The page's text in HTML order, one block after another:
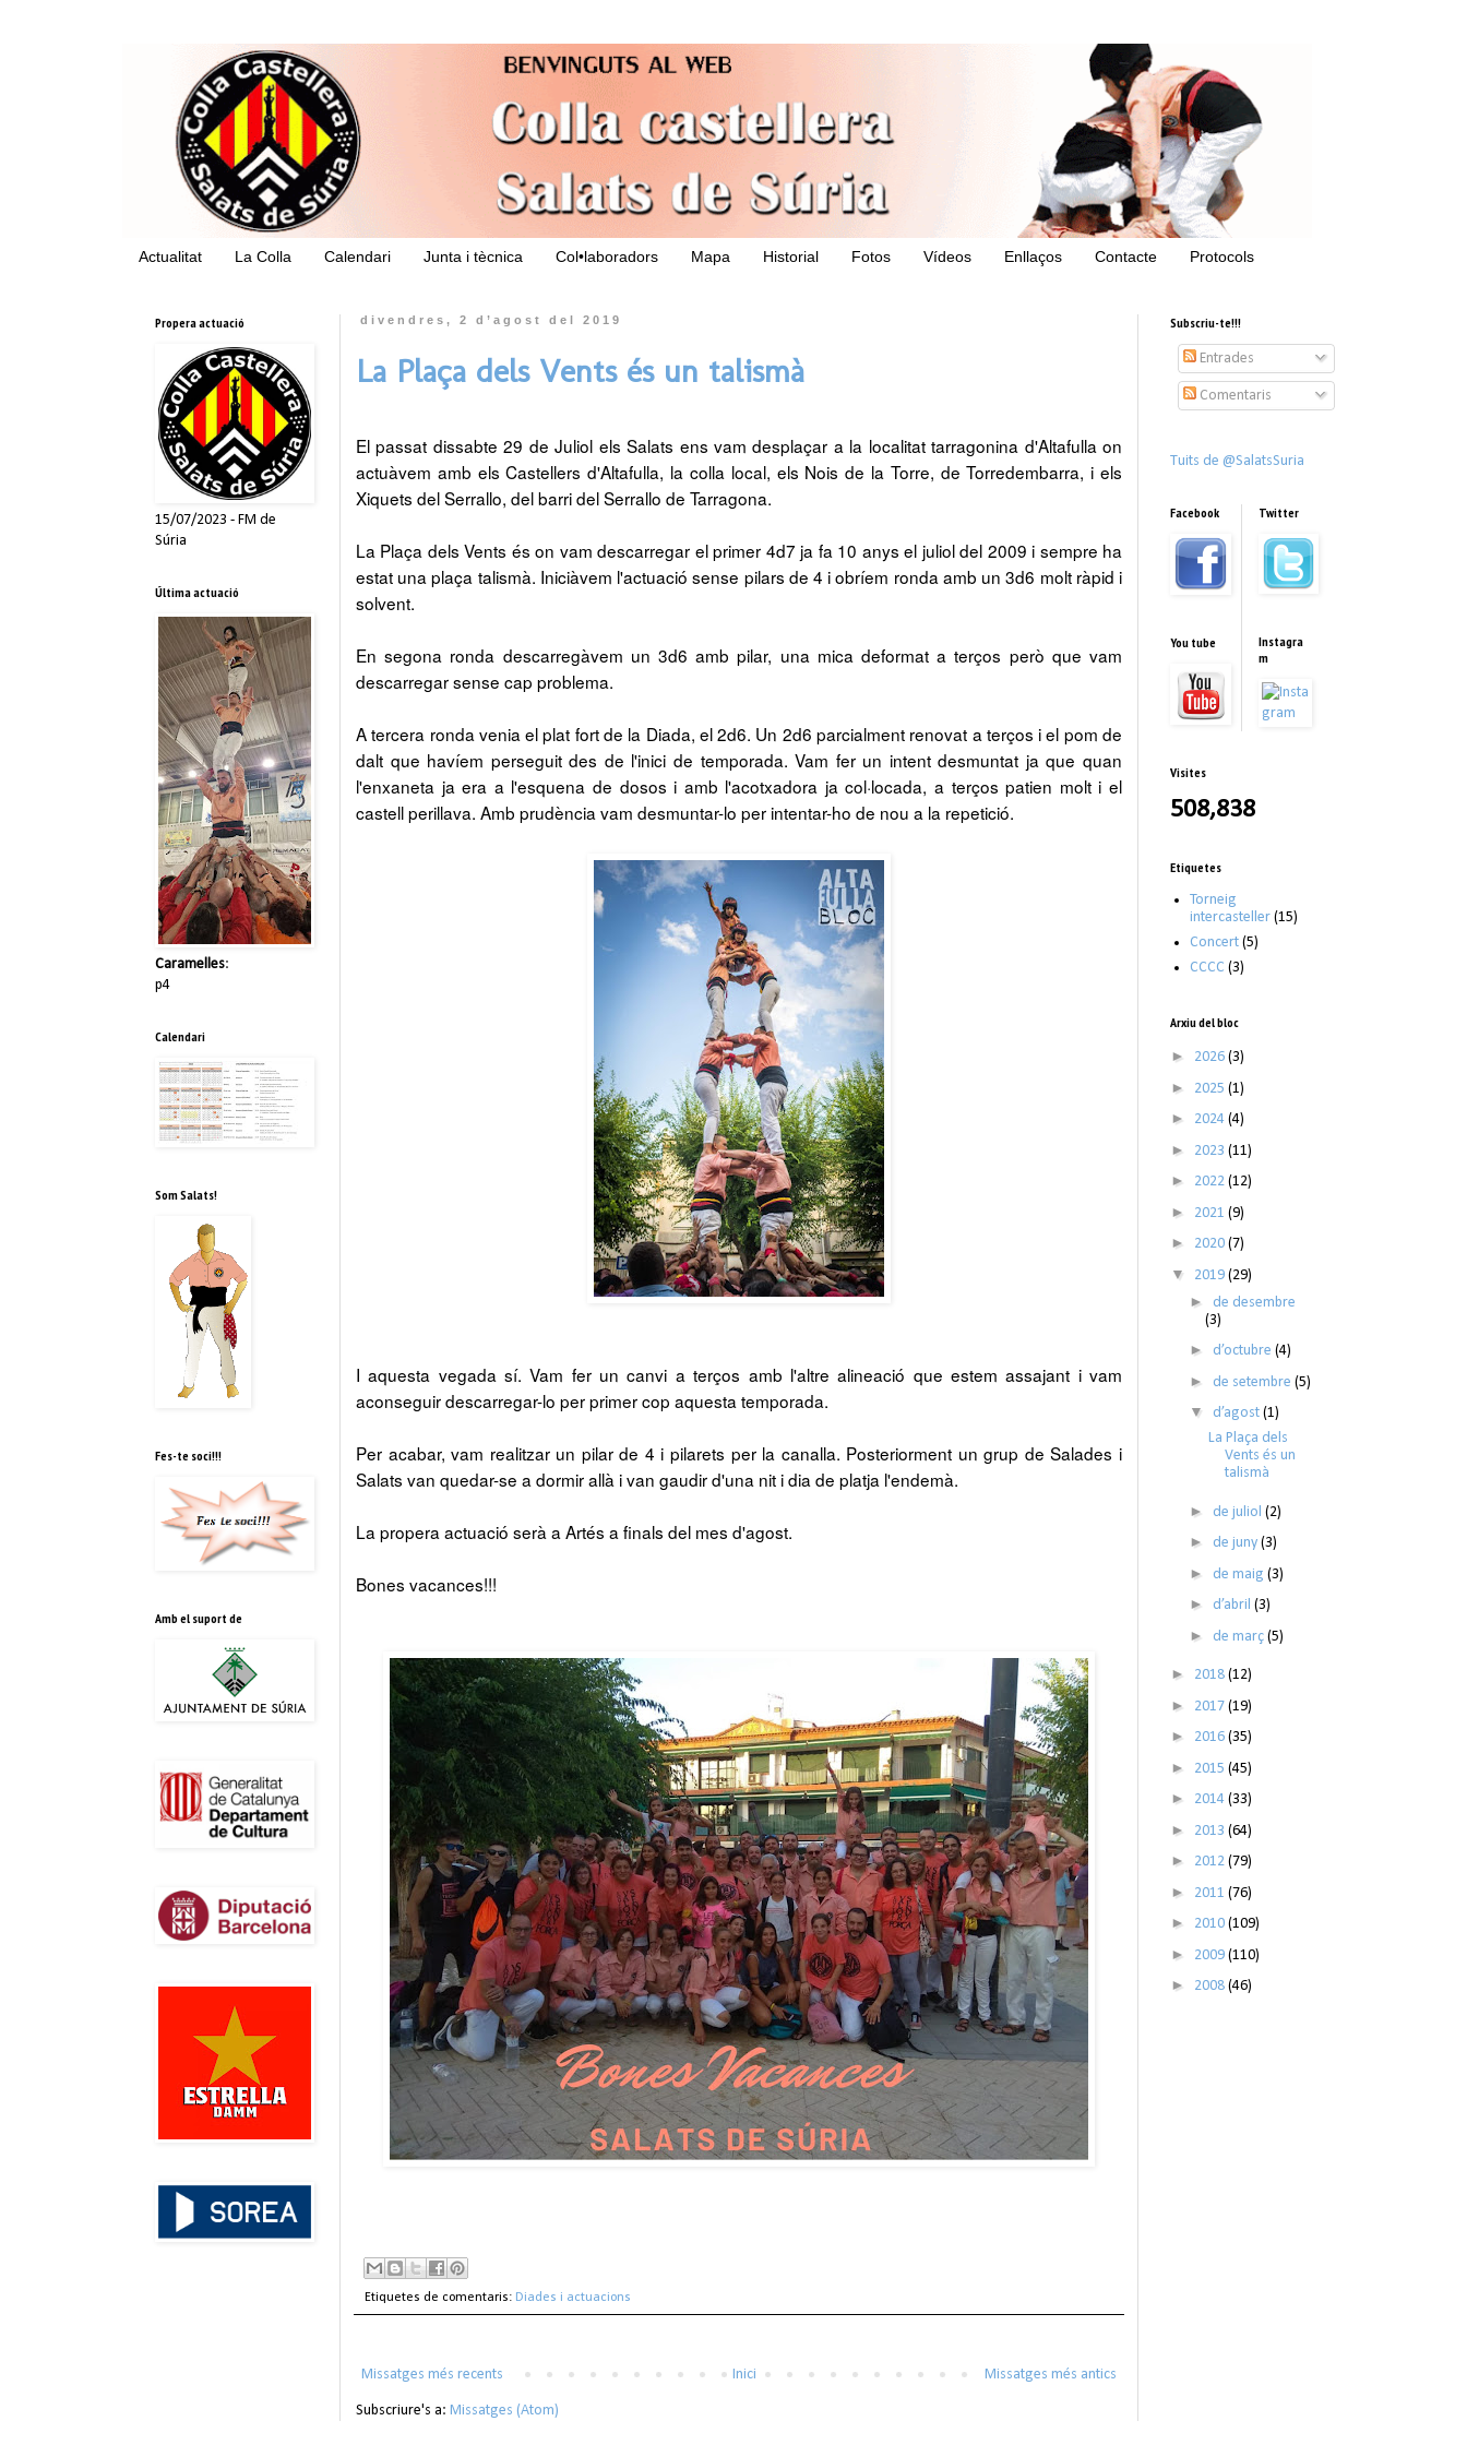
Actualitat La Colla Calendari Junta i tècnica Col•laboradors Mapa Historial Fotos Vídeos Enllaços Contacte Protocols
divendres, 2 d’agost del 2019
La Plaça dels Vents és un talismà
El passat dissabte 29 de Juliol els Salats ens vam desplaçar a la localitat tarragonina d'Altafulla on
actuàvem amb els Castellers d'Altafulla, la colla local, els Nois de la Torre, de Torredembarra, i els
Xiquets del Serrallo, del barri del Serrallo de Tarragona.
La Plaça dels Vents és on vam descarregar el primer 4d7 ja fa 10 anys el juliol del 2009 i sempre ha
estat una plaça talismà. Iniciàvem l'actuació sense pilars de 4 i obríem ronda amb un 3d6 molt ràpid i
solvent.
En segona ronda descarregàvem un 3d6 amb pilar, una mica deformat a terços però que vam
descarregar sense cap problema.
A tercera ronda venia el plat fort de la Diada, el 2d6. Un 2d6 parcialment renovat a terços i el pom de
dalt que havíem perseguit des de l'inici de temporada. Vam fer un intent desmuntat ja que quan
l'enxaneta ja era a l'esquena de dosos i amb l'acotxadora ja col·locada, a terços patien molt i el
castell perillava. Amb prudència vam desmuntar-lo per intentar-ho de nou a la repetició.
I aquesta vegada sí. Vam fer un canvi a terços amb l'altre alineació que estem assajant i vam
aconseguir descarregar-lo per primer cop aquesta temporada.
Per acabar, vam realitzar un pilar de 4 i pilarets per la canalla. Posteriorment un grup de Salades i
Salats van quedar-se a dormir allà i van gaudir d'una nit i dia de platja l'endemà.
La propera actuació serà a Artés a finals del mes d'agost.
Bones vacances!!!
Etiquetes de comentaris: Diades i actuacions
Missatges més recents Missatges més antics
Inici
Subscriure's a: Missatges (Atom)
Propera actuació
15/07/2023 - FM de
Súria
Última actuació
Caramelles:
p4
Calendari
Som Salats!
Fes-te soci!!!
Amb el suport de
Subscriu-te!!!
Entrades
Comentaris
Tuits de @SalatsSuria
Facebook
You tube
Twitter
Instagra
m
Visites
508,838
Etiquetes
Torneig
intercasteller (15)
Concert (5)
CCCC (3)
Arxiu del bloc
► 2026 (3)
► 2025 (1)
► 2024 (4)
► 2023 (11)
► 2022 (12)
► 2021 (9)
► 2020 (7)
▼ 2019 (29)
►
de desembre
(3)
► d’octubre (4)
► de setembre (5)
▼ d’agost (1)
La Plaça dels
Vents és un
talismà
► de juliol (2)
► de juny (3)
► de maig (3)
► d’abril (3)
► de març (5)
► 2018 (12)
► 2017 (19)
► 2016 (35)
► 2015 (45)
► 2014 (33)
► 2013 (64)
► 2012 (79)
► 2011 (76)
► 2010 (109)
► 2009 (110)
► 2008 (46)